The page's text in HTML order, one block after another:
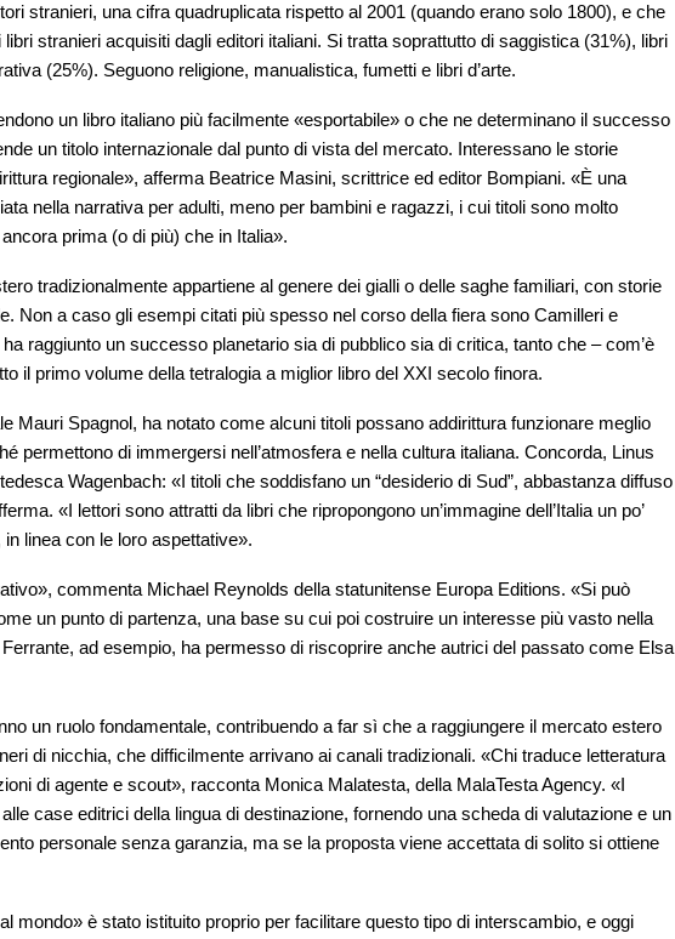
stranieri, una cifra quadruplicata rispetto al 2001 (quando erano solo 1800), e che
stranieri acquisiti dagli editori italiani. Si tratta soprattutto di saggistica (31%), libri
(25%). Seguono religione, manualistica, fumetti e libri d’arte.
un libro italiano più facilmente «esportabile» o che ne determinano il successo
un titolo internazionale dal punto di vista del mercato. Interessano le storie
regionale», afferma Beatrice Masini, scrittrice ed editor Bompiani. «È una
nella narrativa per adulti, meno per bambini e ragazzi, i cui titoli sono molto
prima (o di più) che in Italia».
tradizionalmente appartiene al genere dei gialli o delle saghe familiari, con storie
Non a caso gli esempi citati più spesso nel corso della fiera sono Camilleri e
ha raggiunto un successo planetario sia di pubblico sia di critica, tanto che – com’è
il primo volume della tetralogia a miglior libro del XXI secolo finora.
Mauri Spagnol, ha notato come alcuni titoli possano addirittura funzionare meglio
permettono di immergersi nell’atmosfera e nella cultura italiana. Concorda, Linus
Wagenbach: «I titoli che soddisfano un “desiderio di Sud”, abbastanza diffuso
«I lettori sono attratti da libri che ripropongono un’immagine dell’Italia un po’
linea con le loro aspettative».
commenta Michael Reynolds della statunitense Europa Editions. «Si può
un punto di partenza, una base su cui poi costruire un interesse più vasto nella
ad esempio, ha permesso di riscoprire anche autrici del passato come Elsa
un ruolo fondamentale, contribuendo a far sì che a raggiungere il mercato estero
di nicchia, che difficilmente arrivano ai canali tradizionali. «Chi traduce letteratura
di agente e scout», racconta Monica Malatesta, della MalaTesta Agency. «I
case editrici della lingua di destinazione, fornendo una scheda di valutazione e un
personale senza garanzia, ma se la proposta viene accettata di solito si ottiene
mondo» è stato istituito proprio per facilitare questo tipo di interscambio, e oggi